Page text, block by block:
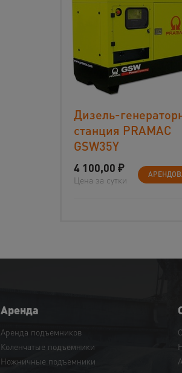
Дизель-
станция PRAMAC
GSW35Y
4 100,00 ₽
Цена за сутки
Аренда
Аренда подъемников
Коленчатые подъемники
Ножничные подъемники